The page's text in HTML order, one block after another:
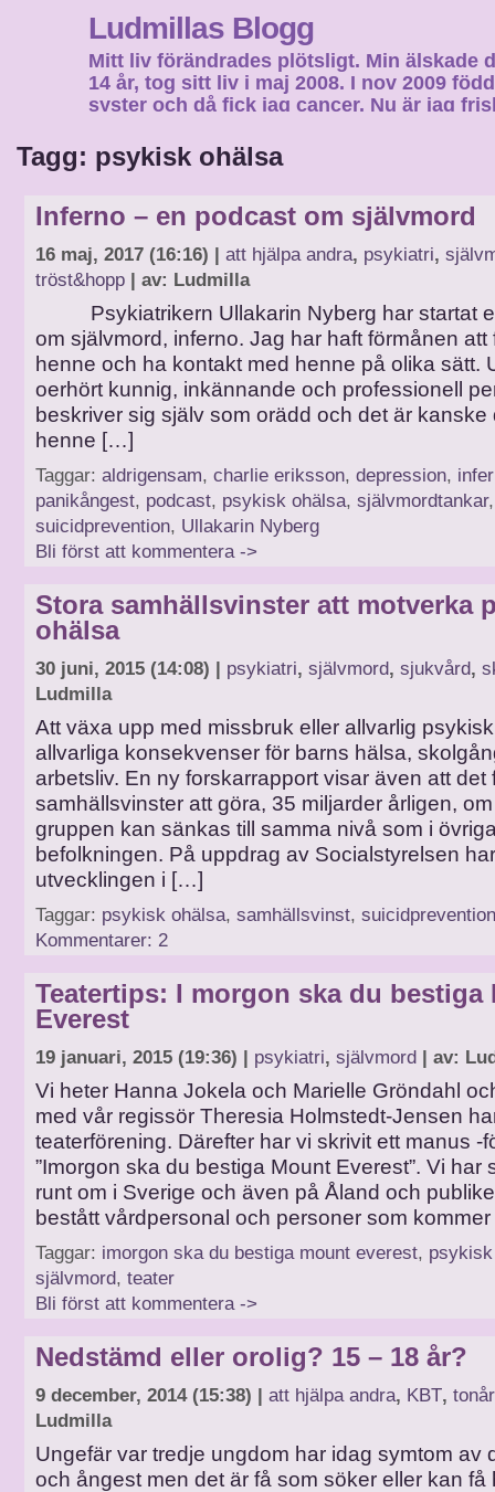
Ludmillas Blogg
Mitt liv förändrades plötsligt. Min älskade
14 år, tog sitt liv i maj 2008. I nov 2009
syster och då fick jag cancer. Nu är jag
Tagg: psykisk ohälsa
Inferno – en podcast om självmord
16 maj, 2017 (16:16) | att hjälpa andra, psykiatri,
tröst&hopp | av: Ludmilla
Psykiatrikern Ullakarin Nyberg har startat
om självmord, inferno. Jag har haft förmånen att
henne och ha kontakt med henne på olika sätt.
oerhört kunnig, inkännande och professionell
beskriver sig själv som orädd och det är kanske
henne […]
Taggar: aldrigensam, charlie eriksson, depression,
panikångest, podcast, psykisk ohälsa, självmordtankar,
suicidprevention, Ullakarin Nyberg
Bli först att kommentera ->
Stora samhällsvinster att motverka
ohälsa
30 juni, 2015 (14:08) | psykiatri, självmord, sjukvård,
Ludmilla
Att växa upp med missbruk eller allvarlig
allvarliga konsekvenser för barns hälsa,
arbetsliv. En ny forskarrapport visar även att det
samhällsvinster att göra, 35 miljarder årligen,
gruppen kan sänkas till samma nivå som i
befolkningen. På uppdrag av Socialstyrelsen
utvecklingen i […]
Taggar: psykisk ohälsa, samhällsvinst, suicidprevention
Kommentarer: 2
Teatertips: I morgon ska du bestiga
Everest
19 januari, 2015 (19:36) | psykiatri, självmord | av:
Vi heter Hanna Jokela och Marielle Gröndahl
med vår regissör Theresia Holmstedt-Jensen
teaterförening. Därefter har vi skrivit ett manus -
”Imorgon ska du bestiga Mount Everest”. Vi har
runt om i Sverige och även på Åland och
bestått vårdpersonal och personer som
Taggar: imorgon ska du bestiga mount everest,
självmord, teater
Bli först att kommentera ->
Nedstämd eller orolig? 15 – 18 år?
9 december, 2014 (15:38) | att hjälpa andra, KBT,
Ludmilla
Ungefär var tredje ungdom har idag symtom av
och ångest men det är få som söker eller kan få